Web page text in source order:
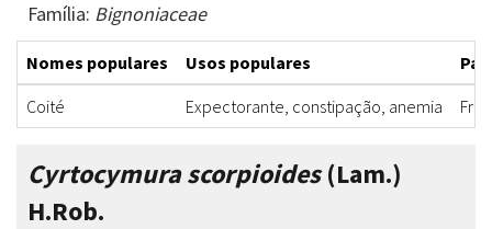
Família: Bignoniaceae
Nomes populares Usos populares
Coité
Expectorante, constipação, anemia
Cyrtocymura scorpioides(Lam.)
H.Rob.